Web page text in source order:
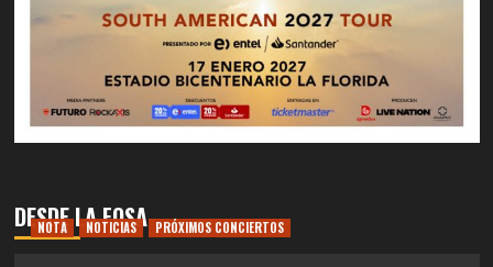
DESDE LA FOSA
NOTA NOTICIAS PRÓXIMOS CONCIERTOS